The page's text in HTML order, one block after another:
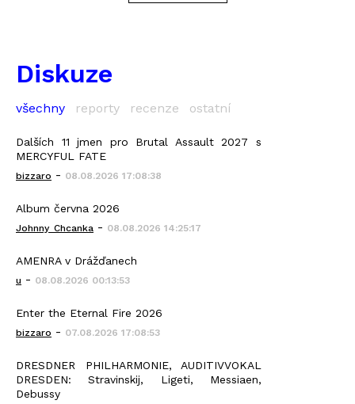
Diskuze
všechny reporty recenze ostatní
Dalších 11 jmen pro Brutal Assault 2027 s
MERCYFUL FATE
bizzaro - 08.08.2026 17:08:38
Album června 2026
Johnny_Chcanka - 08.08.2026 14:25:17
AMENRA v Drážďanech
u - 08.08.2026 00:13:53
Enter the Eternal Fire 2026
bizzaro - 07.08.2026 17:08:53
DRESDNER PHILHARMONIE, AUDITIVVOKAL
DRESDEN: Stravinskij, Ligeti, Messiaen,
Debussy